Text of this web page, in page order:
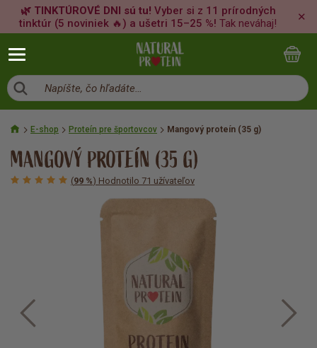
🌿 TINKTÚROVÉ DNI sú tu! Vyber si z 11 prírodných
tinktúr (5 noviniek 🔥) a ušetri 15–25 %! Tak neváhaj!
✕
Napíšte, čo hľadáte…
E-shop Proteín pre športovcov Mangový proteín (35 g)
MANGOVÝ PROTEÍN (35 G)
(99 %) Hodnotilo 71 užívateľov